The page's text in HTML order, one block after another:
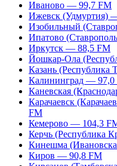
Иваново — 99,7 FM
Ижевск (Удмуртия)
Изобильный
Ипатово
Иркутск — 88,5 FM
Йошкар-Ола
Казань (Республика
Калининград — 97,0
Каневская
Карачаевск
FM
Кемерово — 104,3
Керчь (Республика
Кинешма
Киров — 90,8 FM